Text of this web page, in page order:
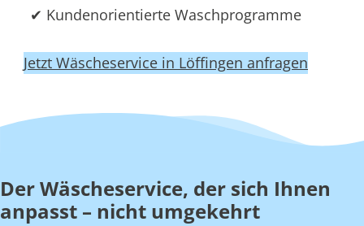
✔ Kundenorientierte Waschprogramme
Jetzt Wäscheservice in Löffingen anfragen
Der Wäscheservice, der sich Ihnen
anpasst – nicht umgekehrt